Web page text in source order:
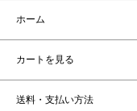
ホーム
カートを見る
送料・支払い方法